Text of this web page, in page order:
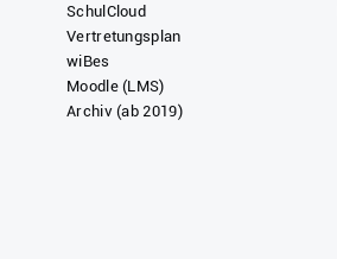
SchulCloud
Vertretungsplan
wiBes
Moodle (LMS)
Archiv (ab 2019)